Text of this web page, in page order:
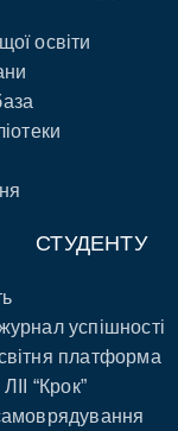
освіти
СТУДЕНТУ
успішності
платформа
“Крок”